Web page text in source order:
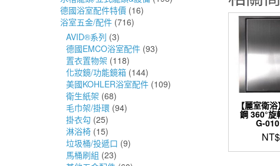
德國浴室配件特價 (16)
浴室五金/配件 (716)
AVID®系列 (3)
德國EMCO浴室配件 (93)
置衣置物架 (118)
化妝鏡/功能鏡箱 (144)
美國KOHLER浴室配件 (109)
衛生紙架 (68)
毛巾架/掛環 (94)
掛衣勾 (25)
淋浴椅 (15)
垃圾桶/投遞口 (9)
馬桶刷組 (23)
【麗室衛
鋼 360°旋
G-
NT$